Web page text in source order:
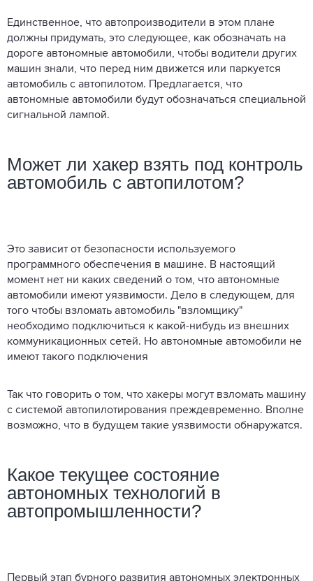
Единственное, что автопроизводители в этом плане
должны придумать, это следующее, как обозначать на
дороге автономные автомобили, чтобы водители других
машин знали, что перед ним движется или паркуется
автомобиль с автопилотом. Предлагается, что
автономные автомобили будут обозначаться специальной
сигнальной лампой.
Может ли хакер взять под контроль
автомобиль с автопилотом?
Это зависит от безопасности используемого
программного обеспечения в машине. В настоящий
момент нет ни каких сведений о том, что автономные
автомобили имеют уязвимости. Дело в следующем, для
того чтобы взломать автомобиль "взломщику"
необходимо подключиться к какой-нибудь из внешних
коммуникационных сетей. Но автономные автомобили не
имеют такого подключения
Так что говорить о том, что хакеры могут взломать машину
с системой автопилотирования преждевременно. Вполне
возможно, что в будущем такие уязвимости обнаружатся.
Какое текущее состояние
автономных технологий в
автопромышленности?
Первый этап бурного развития автономных электронных